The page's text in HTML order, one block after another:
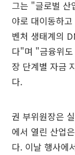
그는 "글로벌 산
야로 대이동하
벤처 생태계의
다"며 "금융위도
장 단계별 자금
다.
권 부위원장은
에서 열린 산업
다. 이날 행사에